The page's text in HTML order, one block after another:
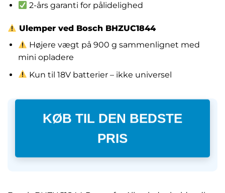
2-års garanti for pålidelighed
Ulemper ved Bosch BHZUC1844
Højere vægt på 900 g sammenlignet med
mini opladere
Kun til 18V batterier – ikke universel
KØB TIL DEN BEDSTE
PRIS